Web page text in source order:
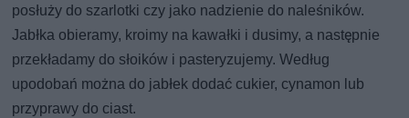
posłuży do szarlotki czy jako nadzienie do naleśników.
Jabłka obieramy, kroimy na kawałki i dusimy, a następnie
przekładamy do słoików i pasteryzujemy. Według
upodobań można do jabłek dodać cukier, cynamon lub
przyprawy do ciast.